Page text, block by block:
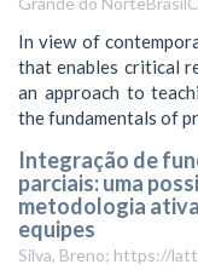
In view of
that enables critical
an approach to
the fundamentals of
Integração de
parciais: uma
metodologia
equipes
Silva, Breno; https://